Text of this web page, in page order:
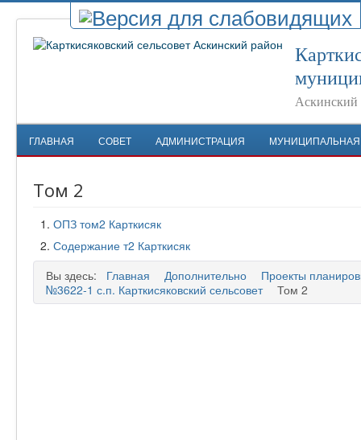
Аскинский
ГЛАВНАЯ СОВЕТ АДМИНИСТРАЦИЯ
Том 2
ОПЗ том2 Карткисяк
Содержание т2 Карткисяк
Вы здесь:
Главная Дополнительно
Проекты
№3622-1 с.п. Карткисяковский сельсовет
Том 2